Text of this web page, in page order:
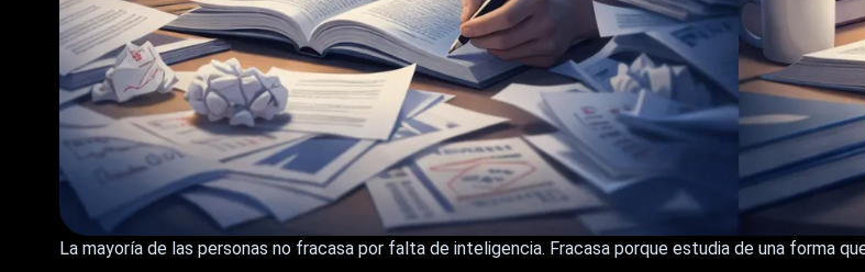
La mayoría de las personas no fracasa por falta de inteligencia. Fracasa porque estudia de una forma